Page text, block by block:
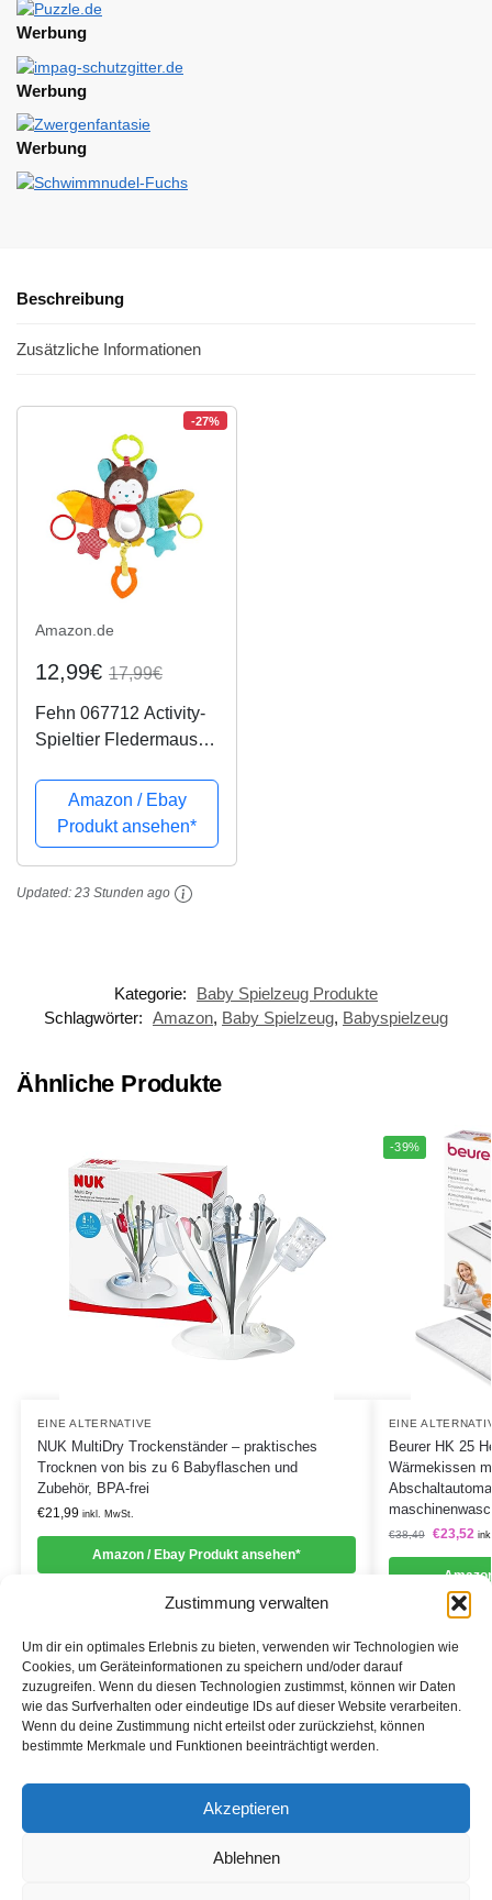
Zustimmung verwalten
Um dir ein optimales Erlebnis zu bieten, verwenden wir Technologien wie
Cookies, um Geräteinformationen zu speichern und/oder darauf
zuzugreifen. Wenn du diesen Technologien zustimmst, können wir Daten
wie das Surfverhalten oder eindeutige IDs auf dieser Website verarbeiten.
Wenn du deine Zustimmung nicht erteilst oder zurückziehst, können
bestimmte Merkmale und Funktionen beeinträchtigt werden.
Akzeptieren
Ablehnen
Werbung
Werbung
Werbung
Beschreibung
Zusätzliche Informationen
-27%
Amazon.de
12,99€ 17,99€
Fehn 067712 Activity-
Spieltier Fledermaus –
Aufhängen mit Spiegel
& Ringen zum Beißen,
Greifen und Geräusche
erzeugen – Für Babys
und...
Amazon / Ebay
Produkt ansehen*
Updated: 23 Stunden ago
Kategorie:
Baby Spielzeug Produkte
Schlagwörter: Amazon, Baby Spielzeug, Babyspielzeug
Ähnliche Produkte
EINE ALTERNATIVE
NUK MultiDry Trockenständer – praktisches
Trocknen von bis zu 6 Babyflaschen und
Zubehör, BPA-frei
€21,99 inkl. MwSt.
Amazon / Ebay Produkt ansehen*
-39%
EINE
Beurer HK 25
Wärmekissen
€38,49 €23,52
Informationen
Datenschutzerklärung